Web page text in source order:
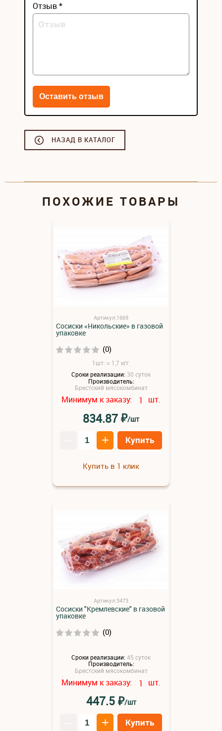
Отзыв *
НАЗАД В КАТАЛОГ
ПОХОЖИЕ ТОВАРЫ
Артикул:1669
Сосиски «Никольские» в газовой
упаковке
(0)
1шт: ≈ 1,7 кгг.
Сроки реализации: 30 суток
Производитель:
Брестский мясокомбинат
Минимум к заказу: 1 шт.
834.87₽/шт
+ Купить
Купить в 1 клик
Артикул:3473
Сосиски "Кремлевские" в газовой
упаковке
(0)
Сроки реализации:45 суток
Производитель:
Брестский мясокомбинат
Минимум к заказу: 1 шт.
447.5₽/шт
+ Купить